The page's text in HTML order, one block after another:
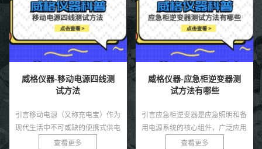
威格仪器-移动电源四线测
试方法
引言移动电源（又称充电宝）作为
现代生活中不可或缺的便携式供电
设备，广泛应用于智能手机、平板
查看更多
威格仪器-应急柜逆变器测
试方法有哪些
引言应急柜逆变器是应急照明和备
用电源系统的核心组件，广泛应用
于医院、商业建筑、数据中心等场
查看更多